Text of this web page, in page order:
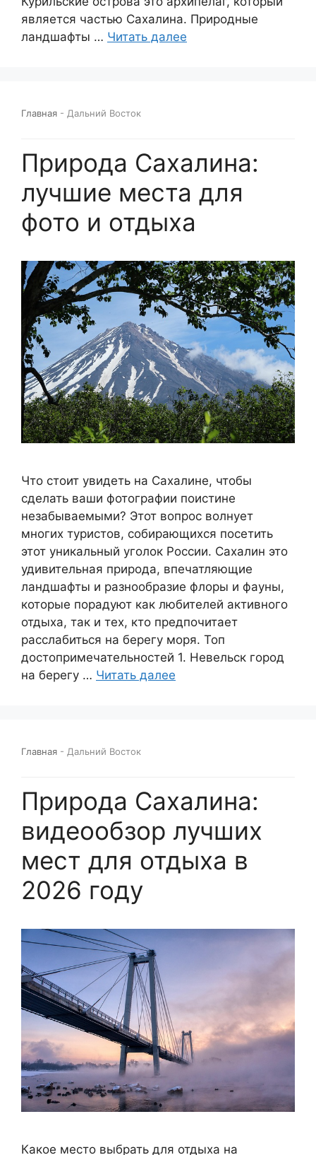
является частью Сахалина. Природные
ландшафты … Читать далее
Главная - Дальний Восток
Природа Сахалина:
лучшие места для
фото и отдыха
Что стоит увидеть на Сахалине, чтобы
сделать ваши фотографии поистине
незабываемыми? Этот вопрос волнует
многих туристов, собирающихся посетить
этот уникальный уголок России. Сахалин это
удивительная природа, впечатляющие
ландшафты и разнообразие флоры и фауны,
которые порадуют как любителей активного
отдыха, так и тех, кто предпочитает
расслабиться на берегу моря. Топ
достопримечательностей 1. Невельск город
на берегу … Читать далее
Главная - Дальний Восток
Природа Сахалина:
видеообзор лучших
мест для отдыха в
2026 году
Какое место выбрать для отдыха на